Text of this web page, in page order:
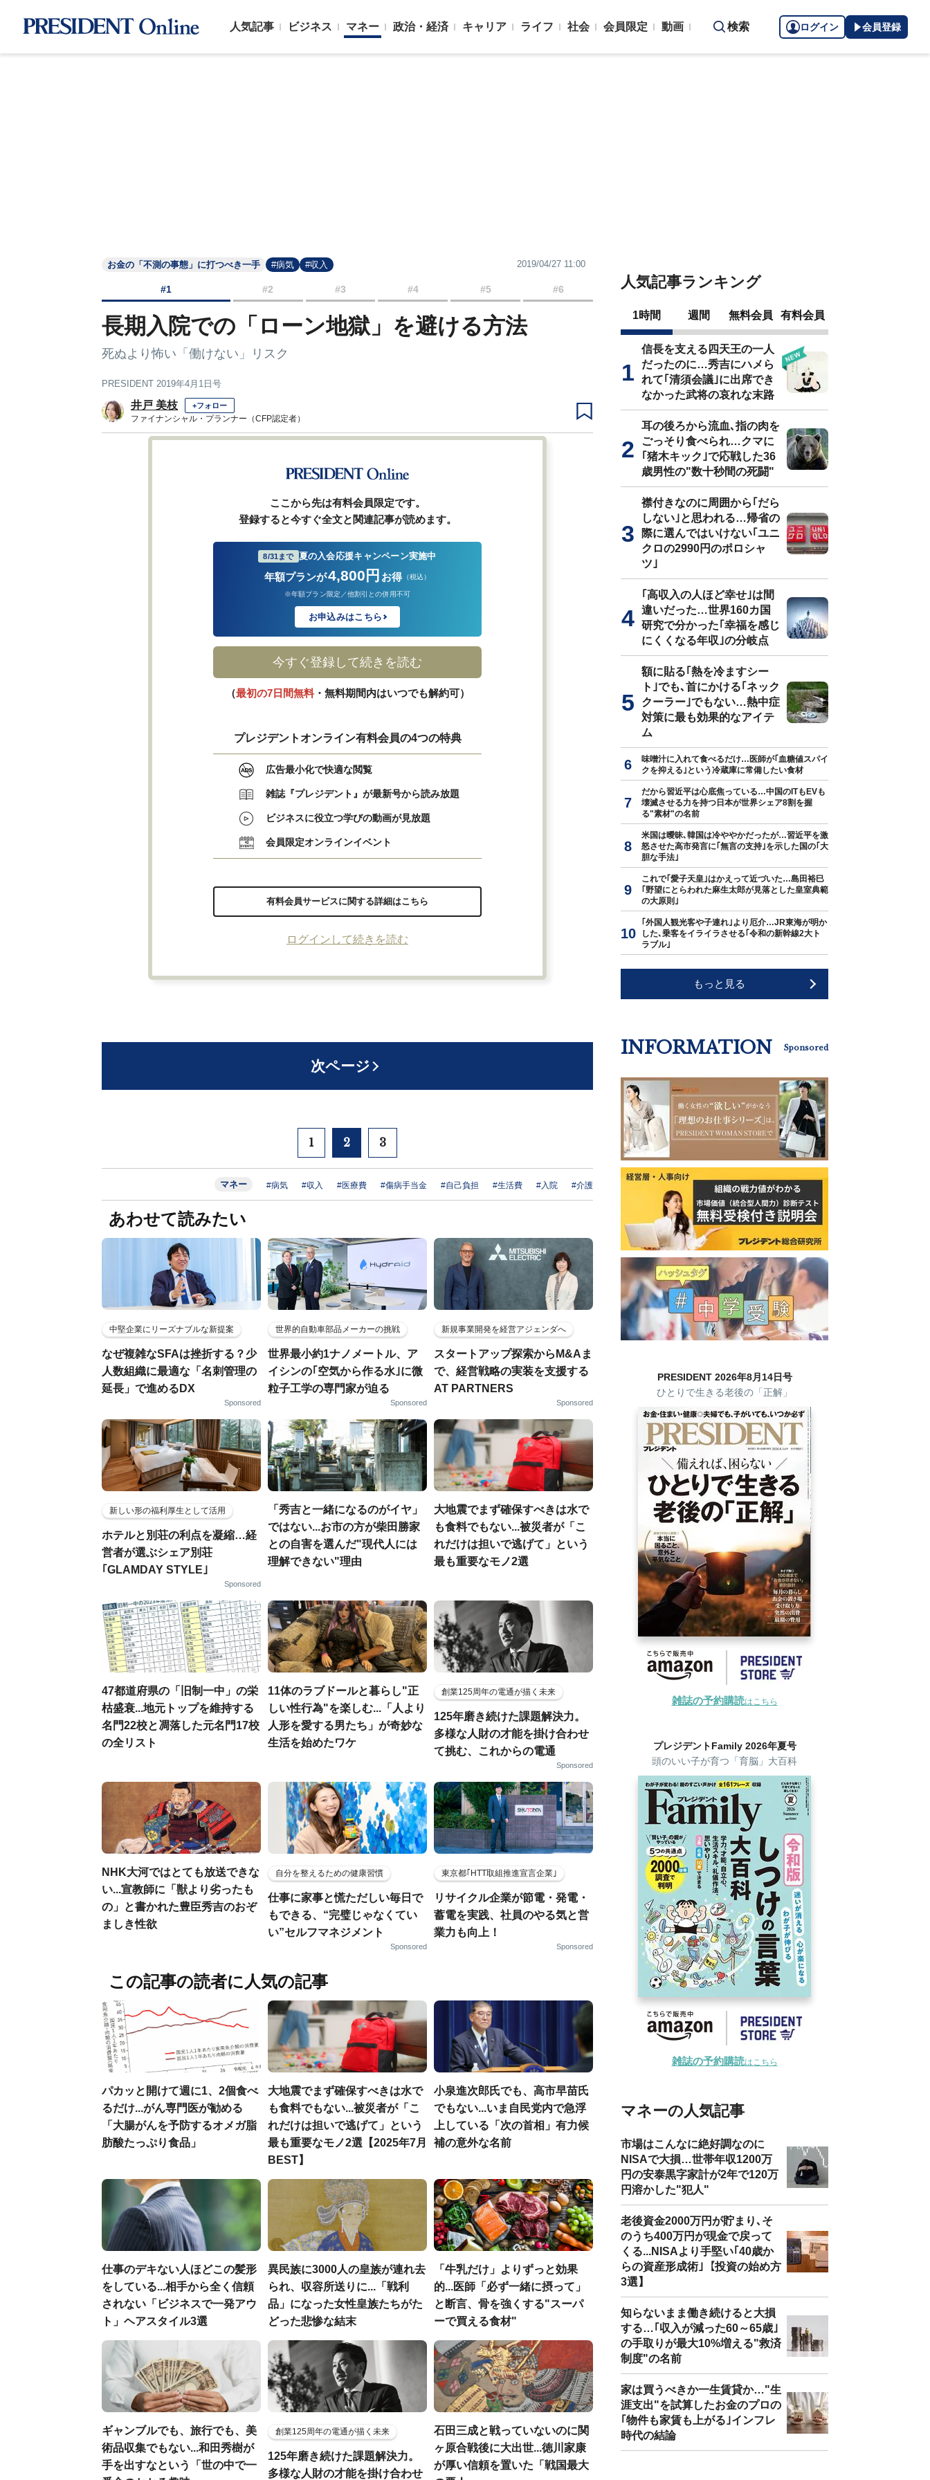
人気記事 ビジネス マネー 政治・経済 キャリア ライフ 社会 会員限定 動画 検索 ログイン 会員登録
お金の「不測の事態」に打つべき一手 #病気 #収入 2019/04/27 11:00
#1 #2 #3 #4 #5 #6
長期入院での「ローン地獄」を避ける方法
死ぬより怖い「働けない」リスク
PRESIDENT 2019年4月1日号
井戸 美枝 +フォロー
ファイナンシャル・プランナー（CFP認定者）
ここから先は有料会員限定です。
登録すると今すぐ全文と関連記事が読めます。
8/31まで 夏の入会応援キャンペーン実施中
年額プランが4,800円 お得 （税込）
※年額プラン限定／他割引との併用不可
お申込みはこちら
今すぐ登録して続きを読む
（最初の7日間無料・無料期間内はいつでも解約可）
プレジデントオンライン有料会員の4つの特典
広告最小化で快適な閲覧
雑誌『プレジデント』が最新号から読み放題
ビジネスに役立つ学びの動画が見放題
会員限定オンラインイベント
有料会員サービスに関する詳細はこちら
ログインして続きを読む
次ページ
1 2 3
マネー #病気 #収入 #医療費 #傷病手当金 #自己負担 #生活費 #入院 #介護
あわせて読みたい
中堅企業にリーズナブルな新提案
なぜ複雑なSFAは挫折する？少
人数組織に最適な「名刺管理の
延長」で進めるDX
Sponsored
世界的自動車部品メーカーの挑戦
世界最小約1ナノメートル、ア
イシンの｢空気から作る水｣に微
粒子工学の専門家が迫る
Sponsored
新規事業開発を経営アジェンダへ
スタートアップ探索からM&Aま
で、経営戦略の実装を支援する
AT PARTNERS
Sponsored
新しい形の福利厚生として活用
ホテルと別荘の利点を凝縮…経
営者が選ぶシェア別荘
｢GLAMDAY STYLE｣
Sponsored
「秀吉と一緒になるのがイヤ」
ではない...お市の方が柴田勝家
との自害を選んだ"現代人には
理解できない"理由
大地震でまず確保すべきは水で
も食料でもない...被災者が「こ
れだけは担いで逃げて」という
最も重要なモノ2選
47都道府県の「旧制一中」の栄
枯盛衰...地元トップを維持する
名門22校と凋落した元名門17校
の全リスト
11体のラブドールと暮らし"正
しい性行為"を楽しむ...「人より
人形を愛する男たち」が奇妙な
生活を始めたワケ
創業125周年の電通が描く未来
125年磨き続けた課題解決力。
多様な人財の才能を掛け合わせ
て挑む、これからの電通
Sponsored
NHK大河ではとても放送できな
い...宣教師に「獣より劣ったも
の」と書かれた豊臣秀吉のおぞ
ましき性欲
自分を整えるための健康習慣
仕事に家事と慌ただしい毎日で
もできる、“完璧じゃなくてい
い”セルフマネジメント
Sponsored
東京都｢HTT取組推進宣言企業｣
リサイクル企業が節電・発電・
蓄電を実践、社員のやる気と営
業力も向上！
Sponsored
この記事の読者に人気の記事
パカッと開けて週に1、2個食べ
るだけ...がん専門医が勧める
「大腸がんを予防するオメガ脂
肪酸たっぷり食品」
大地震でまず確保すべきは水で
も食料でもない...被災者が「こ
れだけは担いで逃げて」という
最も重要なモノ2選【2025年7月
BEST】
小泉進次郎氏でも、高市早苗氏
でもない...いま自民党内で急浮
上している「次の首相」有力候
補の意外な名前
仕事のデキない人ほどこの髪形
をしている...相手から全く信頼
されない「ビジネスで一発アウ
ト」ヘアスタイル3選
異民族に3000人の皇族が連れ去
られ、収容所送りに...「戦利
品」になった女性皇族たちがた
どった悲惨な結末
「牛乳だけ」よりずっと効果
的...医師「必ず一緒に摂って」
と断言、骨を強くする"スーパ
ーで買える食材"
ギャンブルでも、旅行でも、美
術品収集でもない...和田秀樹が
手を出すなという「世の中で一
創業125周年の電通が描く未来
125年磨き続けた課題解決力。
多様な人財の才能を掛け合わせ
石田三成と戦っていないのに関
ヶ原合戦後に大出世...徳川家康
が厚い信頼を置いた「戦国最大
人気記事ランキング
1時間 週間 無料会員 有料会員
信長を支える四天王の一人
だったのに…秀吉にハメら
れて｢清須会議｣に出席でき
なかった武将の哀れな末路
耳の後ろから流血､指の肉を
ごっそり食べられ…クマに
｢猪木キック｣で応戦した36
歳男性の"数十秒間の死闘"
襟付きなのに周囲から｢だら
しない｣と思われる…帰省の
際に選んではいけない｢ユニ
クロの2990円のポロシャ
ツ｣
｢高収入の人ほど幸せ｣は間
違いだった…世界160カ国
研究で分かった｢幸福を感じ
にくくなる年収｣の分岐点
額に貼る｢熱を冷ますシー
ト｣でも､首にかける｢ネック
クーラー｣でもない…熱中症
対策に最も効果的なアイテ
ム
味噌汁に入れて食べるだけ…医師が｢血糖値スパイ
クを抑える｣という冷蔵庫に常備したい食材
だから習近平は心底焦っている…中国のITもEVも
壊滅させる力を持つ日本が世界シェア8割を握
る"素材"の名前
米国は曖昧､韓国は冷ややかだったが…習近平を激
怒させた高市発言に｢無言の支持｣を示した国の｢大
胆な手法｣
これで｢愛子天皇｣はかえって近づいた…島田裕巳
｢野望にとらわれた麻生太郎が見落とした皇室典範
の大原則｣
｢外国人観光客や子連れ｣より厄介…JR東海が明か
した､乗客をイライラさせる｢令和の新幹線2大ト
ラブル｣
もっと見る
INFORMATION Sponsored
PRESIDENT 2026年8月14日号
ひとりで生きる老後の「正解」
雑誌の予約購読はこちら
プレジデントFamily 2026年夏号
頭のいい子が育つ「育脳」大百科
雑誌の予約購読はこちら
マネーの人気記事
市場はこんなに絶好調なのに
NISAで大損…世帯年収1200万
円の安泰黒字家計が2年で120万
円溶かした"犯人"
老後資金2000万円が貯まり､そ
のうち400万円が現金で戻って
くる...NISAより手堅い｢40歳か
らの資産形成術｣【投資の始め方
3選】
知らないまま働き続けると大損
する…｢収入が減った60～65歳｣
の手取りが最大10%増える"救済
制度"の名前
家は買うべきか一生賃貸か…"生
涯支出"を試算したお金のプロの
｢物件も家賃も上がる｣インフレ
時代の結論